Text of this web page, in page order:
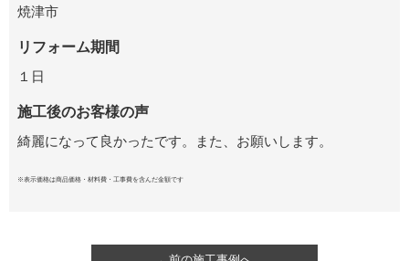
焼津市
リフォーム期間
１日
施工後のお客様の声
綺麗になって良かったです。また、お願いします。
※表示価格は商品価格・材料費・工事費を含んだ金額です